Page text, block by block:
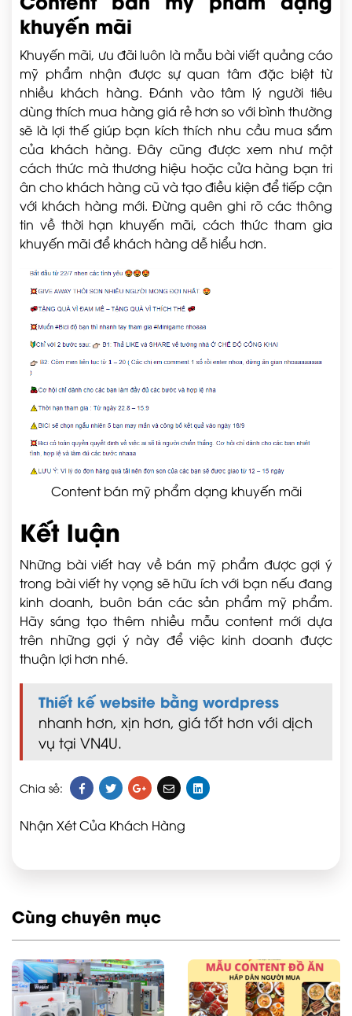
khuyến mãi
Khuyến mãi, ưu đãi luôn là mẫu bài viết quảng cáo
mỹ phẩm nhận được sự quan tâm đặc biệt từ
nhiều khách hàng. Đánh vào tâm lý người tiêu
dùng thích mua hàng giá rẻ hơn so với bình thường
sẽ là lợi thế giúp bạn kích thích nhu cầu mua sắm
của khách hàng. Đây cũng được xem như một
cách thức mà thương hiệu hoặc cửa hàng bạn tri
ân cho khách hàng cũ và tạo điều kiện để tiếp cận
với khách hàng mới. Đừng quên ghi rõ các thông
tin về thời hạn khuyến mãi, cách thức tham gia
khuyến mãi để khách hàng dễ hiểu hơn.
Content bán mỹ phẩm dạng khuyến mãi
Kết luận
Những bài viết hay về bán mỹ phẩm được gợi ý
trong bài viết hy vọng sẽ hữu ích với bạn nếu đang
kinh doanh, buôn bán các sản phẩm mỹ phẩm.
Hãy sáng tạo thêm nhiều mẫu content mới dựa
trên những gợi ý này để việc kinh doanh được
thuận lợi hơn nhé.
Thiết kế website bằng wordpress
nhanh hơn, xịn hơn, giá tốt hơn với dịch
vụ tại VN4U.
Chia sẻ:
Nhận Xét Của Khách Hàng
Cùng chuyên mục